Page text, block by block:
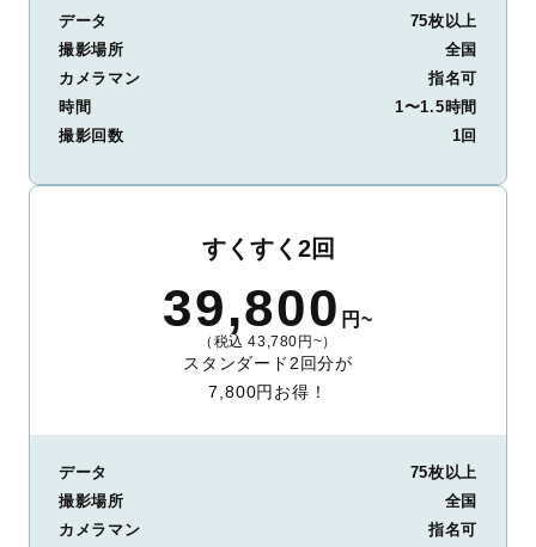
データ
75枚以上
撮影場所
全国
カメラマン
指名可
時間
1〜1.5時間
撮影回数
1回
すくすく2回
39,800 円~
（税込 43,780円~）
スタンダード2回分が
7,800円お得！
データ
75枚以上
撮影場所
全国
カメラマン
指名可